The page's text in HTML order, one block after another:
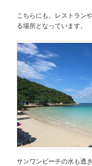
こちらにも、レストラン
る場所となっています。
サンワンビーチの水も透